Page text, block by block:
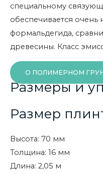
специальному
обеспечивается очень
формальдегида,
древесины. Класс
О ПОЛИМЕРНОМ
Размеры и
Размер
Высота: 70 мм
Толщина: 16 мм
Длина: 2,05 м